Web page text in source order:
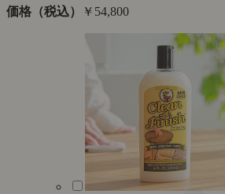
価格（税込） ￥54,800